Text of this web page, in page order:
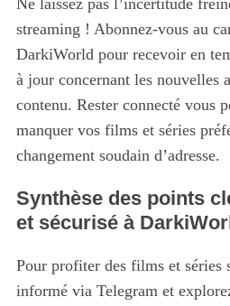
Ne laissez pas l’incertitude
streaming ! Abonnez-vous au
DarkiWorld pour recevoir en
à jour concernant les nouvelles
contenu. Rester connecté vous
manquer vos films et séries
changement soudain d’adresse.
Synthèse des points
et sécurisé à
Pour profiter des films et séries
informé via Telegram et